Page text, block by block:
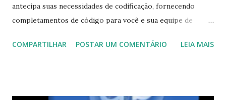
antecipa suas necessidades de codificação, fornecendo
completamentos de código para você e sua equipe de
imagem abaixo tem as opções de aplicativos que podemos
COMPARTILHAR POSTAR UM COMENTÁRIO LEIA MAIS